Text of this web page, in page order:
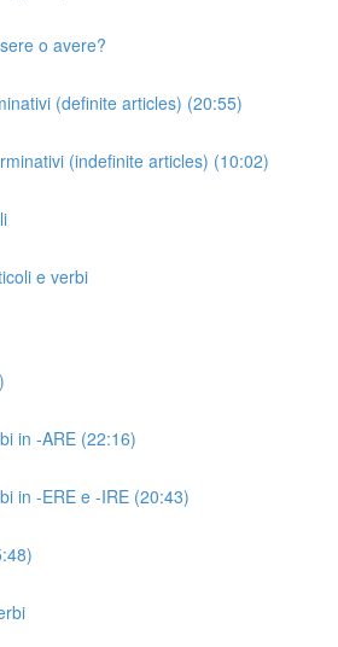
o avere?
(definite articles) (20:55)
(indefinite articles) (10:02)
e verbi
in -ARE (22:16)
in -ERE e -IRE (20:43)